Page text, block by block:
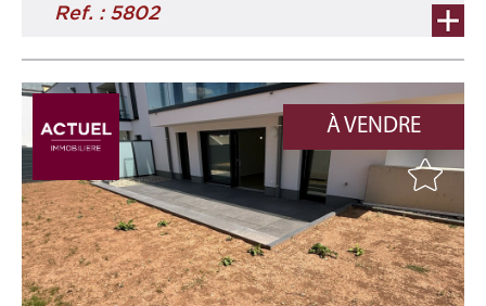
Ref. : 5802
À VENDRE